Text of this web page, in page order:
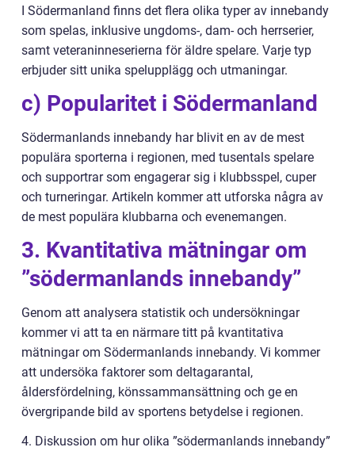
I Södermanland finns det flera olika typer av innebandy
som spelas, inklusive ungdoms-, dam- och herrserier,
samt veteraninneserierna för äldre spelare. Varje typ
erbjuder sitt unika spelupplägg och utmaningar.
c) Popularitet i Södermanland
Södermanlands innebandy har blivit en av de mest
populära sporterna i regionen, med tusentals spelare
och supportrar som engagerar sig i klubbsspel, cuper
och turneringar. Artikeln kommer att utforska några av
de mest populära klubbarna och evenemangen.
3. Kvantitativa mätningar om
”södermanlands innebandy”
Genom att analysera statistik och undersökningar
kommer vi att ta en närmare titt på kvantitativa
mätningar om Södermanlands innebandy. Vi kommer
att undersöka faktorer som deltagarantal,
åldersfördelning, könssammansättning och ge en
övergripande bild av sportens betydelse i regionen.
4. Diskussion om hur olika ”södermanlands innebandy”